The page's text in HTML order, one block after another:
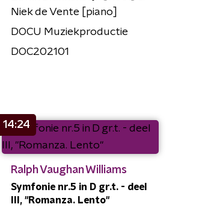
Niek de Vente [piano]
DOCU Muziekproductie
DOC202101
14:24
Ralph Vaughan Williams
Symfonie nr.5 in D gr.t. - deel
III, "Romanza. Lento"